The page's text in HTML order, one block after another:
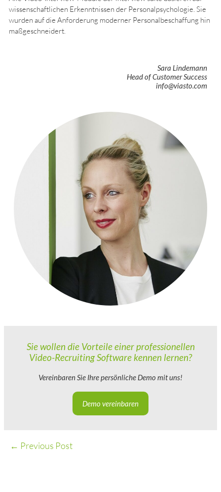
wissenschaftlichen Erkenntnissen der Personalpsychologie. Sie
wurden auf die Anforderung moderner Personalbeschaffung hin
maßgeschneidert.
Sara Lindemann
Head of Customer Success
info@viasto.com
Sie wollen die Vorteile einer professionellen
Video-Recruiting Software kennen lernen?
Vereinbaren Sie Ihre persönliche Demo mit uns!
Demo vereinbaren
← Previous Post